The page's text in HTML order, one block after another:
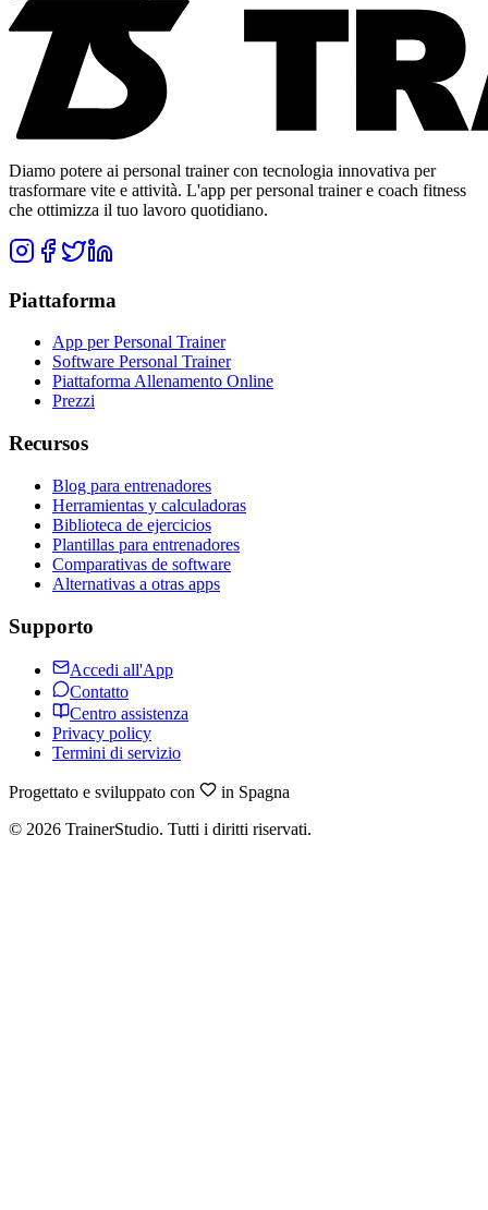
Diamo potere ai personal trainer con tecnologia innovativa per
trasformare vite e attività. L'app per personal trainer e coach fitness
che ottimizza il tuo lavoro quotidiano.
Piattaforma
App per Personal Trainer
Software Personal Trainer
Piattaforma Allenamento Online
Prezzi
Recursos
Blog para entrenadores
Herramientas y calculadoras
Biblioteca de ejercicios
Plantillas para entrenadores
Comparativas de software
Alternativas a otras apps
Supporto
Accedi all'App
Contatto
Centro assistenza
Privacy policy
Termini di servizio
Progettato e sviluppato con
in Spagna
© 2026 TrainerStudio. Tutti i diritti riservati.